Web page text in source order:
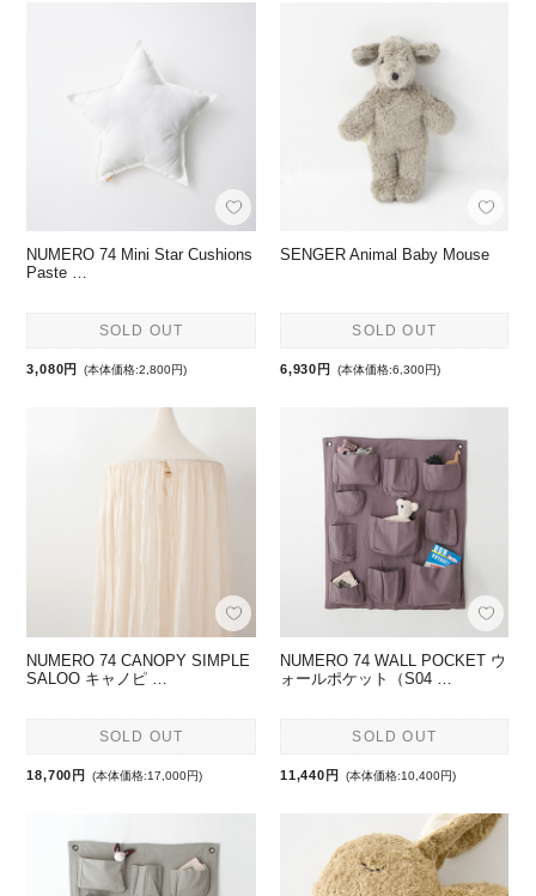
NUMERO 74 Mini Star Cushions
Paste …
SOLD OUT
3,080円 (本体価格:2,800円)
SENGER Animal Baby Mouse
SOLD OUT
6,930円 (本体価格:6,300円)
NUMERO 74 CANOPY SIMPLE
SALOO キャノピ …
SOLD OUT
18,700円 (本体価格:17,000円)
NUMERO 74 WALL POCKET ウ
ォールポケット（S04 …
SOLD OUT
11,440円 (本体価格:10,400円)